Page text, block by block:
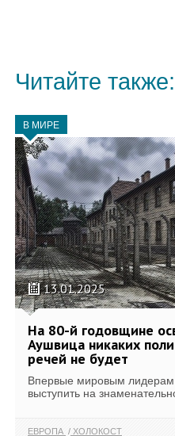
Читайте также:
В МИРЕ
13.01.2025
На 80-й годовщине
Аушвица никаких
речей не будет
Впервые мировым
выступить на
ЕВРОПА ХОЛОКОСТ